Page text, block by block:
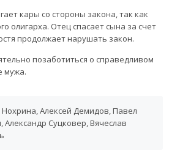
кары со стороны закона, так как
олигарха. Отец спасает сына за счет
продолжает нарушать закон.
позаботиться о справедливом
мужа.
Нохрина, Алексей Демидов, Павел
Александр Суцковер, Вячеслав